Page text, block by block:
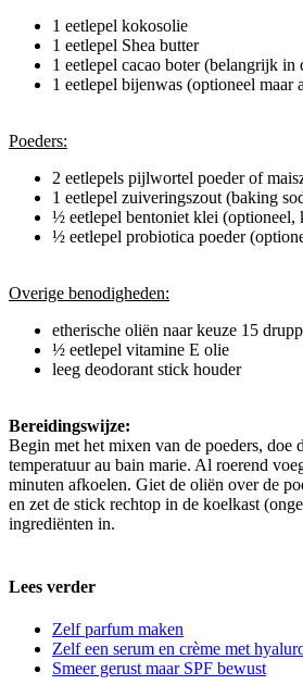
1 eetlepel kokosolie
1 eetlepel Shea butter
1 eetlepel cacao boter (belangrijk
1 eetlepel bijenwas (optioneel maar
Poeders:
2 eetlepels pijlwortel poeder of
1 eetlepel zuiveringszout (baking
½ eetlepel bentoniet klei
½ eetlepel probiotica‎ poeder
Overige benodigheden:
etherische oliën naar keuze 15
½ eetlepel vitamine E olie
leeg deodorant stick houder
Bereidingswijze:
Begin met het mixen van de poeders,
temperatuur au bain marie. Al roerend
minuten afkoelen. Giet de oliën over de
en zet de stick rechtop in de koelkast
ingrediënten in.
Lees verder
Zelf parfum maken
Zelf een serum en crème met
Smeer gerust maar SPF bewust